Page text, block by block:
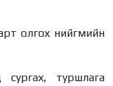
олгох нийгмийн
сургах, туршлага